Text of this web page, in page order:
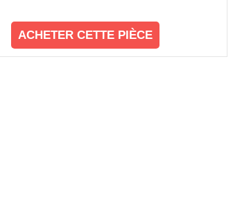
ACHETER CETTE PIÈCE